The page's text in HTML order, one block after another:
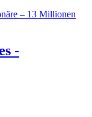
– 13 Millionen
-